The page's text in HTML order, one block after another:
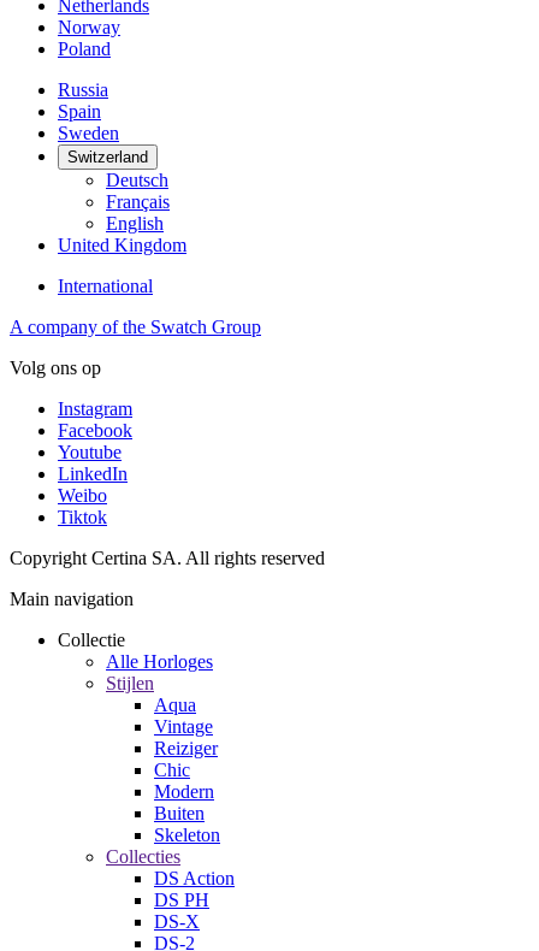
Netherlands
Norway
Poland
Russia
Spain
Sweden
Switzerland
Deutsch
Français
English
United Kingdom
International
A company of the Swatch Group
Volg ons op
Instagram
Facebook
Youtube
LinkedIn
Weibo
Tiktok
Copyright Certina SA. All rights reserved
Main navigation
Collectie
Alle Horloges
Stijlen
Aqua
Vintage
Reiziger
Chic
Modern
Buiten
Skeleton
Collecties
DS Action
DS PH
DS-X
DS-2